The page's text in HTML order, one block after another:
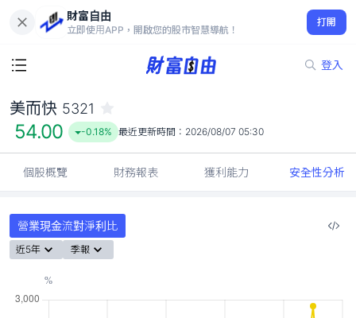
財富自由
立即使用APP，開啟您的股市智慧導航！
打開
登入
54.00
-0.18%
美而快 5321
54.00 -0.18% 最近更新時間： 2026/08/07 05:30
個股概覽 財務報表 獲利能力 安全性分析
營業現金流對淨利比
近5年 季報